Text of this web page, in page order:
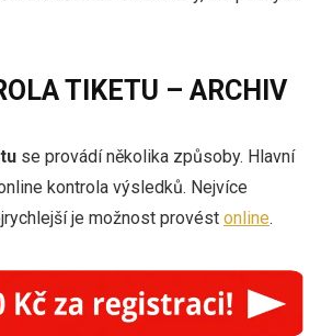
TIKETU – ARCHIV
se provádí několika způsoby. Hlavní
kontrola výsledků. Nejvíce
je možnost provést online.